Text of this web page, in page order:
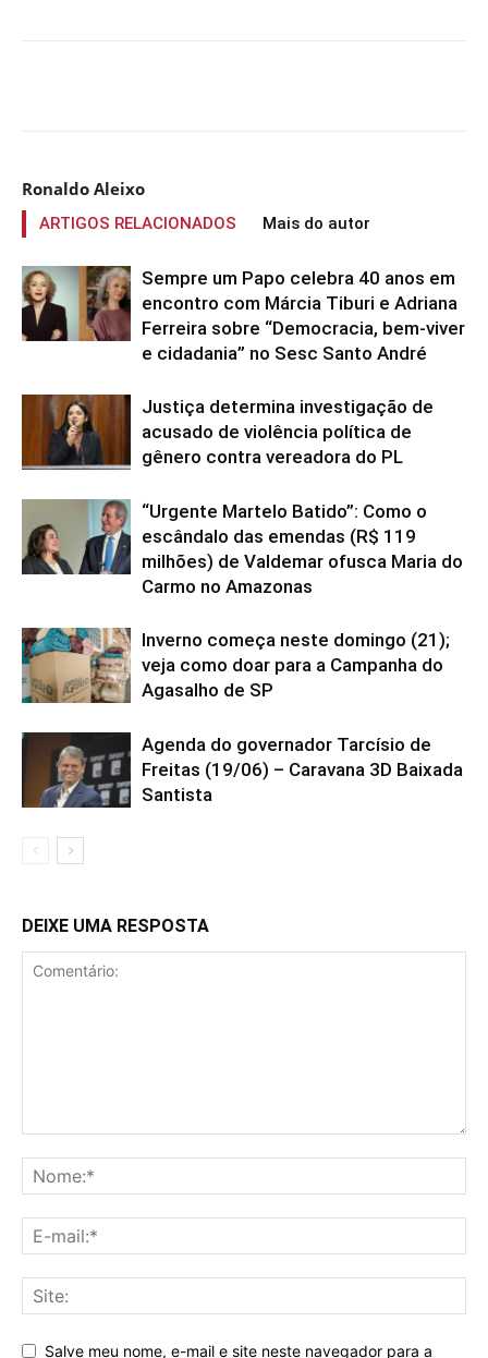
Ronaldo Aleixo
ARTIGOS RELACIONADOS Mais do autor
Sempre um Papo celebra 40 anos em
encontro com Márcia Tiburi e Adriana
Ferreira sobre “Democracia, bem-viver
e cidadania” no Sesc Santo André
Justiça determina investigação de
acusado de violência política de
gênero contra vereadora do PL
“Urgente Martelo Batido”: Como o
escândalo das emendas (R$ 119
milhões) de Valdemar ofusca Maria do
Carmo no Amazonas
Inverno começa neste domingo (21);
veja como doar para a Campanha do
Agasalho de SP
Agenda do governador Tarcísio de
Freitas (19/06) – Caravana 3D Baixada
Santista
DEIXE UMA RESPOSTA
Salve meu nome, e-mail e site neste navegador para a